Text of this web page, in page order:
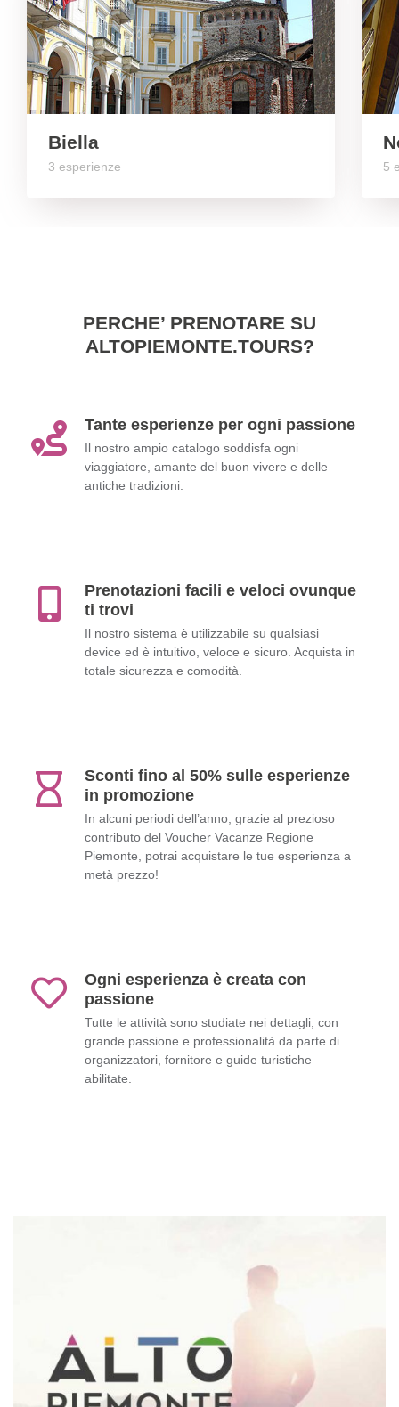
Biella
3 esperienze 5
PERCHE’ PRENOTARE SU
ALTOPIEMONTE.TOURS?
Tante esperienze per ogni passione
Il nostro ampio catalogo soddisfa ogni
viaggiatore, amante del buon vivere e delle
antiche tradizioni.
Prenotazioni facili e veloci ovunque
ti trovi
Il nostro sistema è utilizzabile su qualsiasi
device ed è intuitivo, veloce e sicuro. Acquista in
totale sicurezza e comodità.
Sconti fino al 50% sulle esperienze
in promozione
In alcuni periodi dell’anno, grazie al prezioso
contributo del Voucher Vacanze Regione
Piemonte, potrai acquistare le tue esperienza a
metà prezzo!
Ogni esperienza è creata con
passione
Tutte le attività sono studiate nei dettagli, con
grande passione e professionalità da parte di
organizzatori, fornitore e guide turistiche
abilitate.